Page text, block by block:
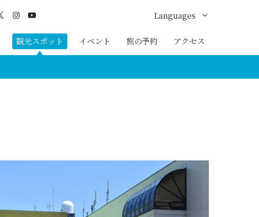
観光スポット イベント 旅の予約 アクセス
Languages
English